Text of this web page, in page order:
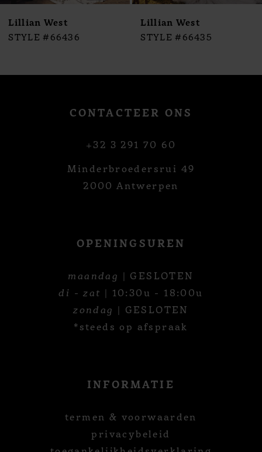
10
11
12
14
Lillian West
STYLE #66436
Lillian West
STYLE #66435
CONTACTEER ONS
+32 3 291 70 60
Minderbroedersrui 49
2000 Antwerpen
OPENINGSUREN
maandag | GESLOTEN
di - zat | 10:30u - 18:00u
zondag | GESLOTEN
*steeds op afspraak
INFORMATIE
termen & voorwaarden
privacybeleid